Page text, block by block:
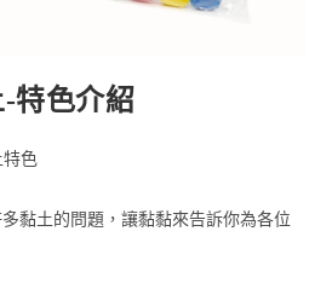
特色介紹
特色
黏土的問題，讓黏黏來告訴你為各位